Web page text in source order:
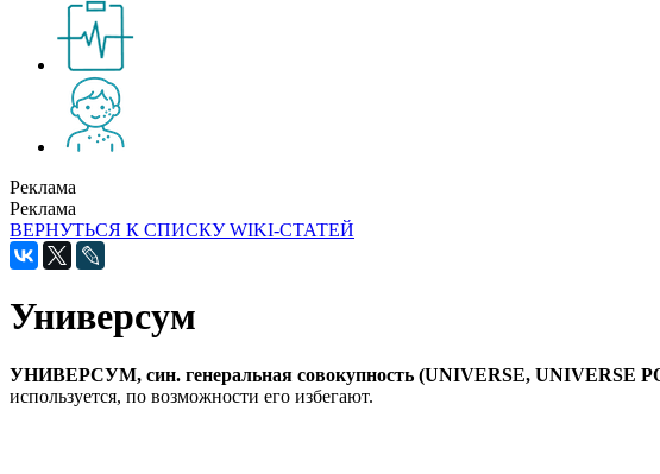
Реклама
Реклама
ВЕРНУТЬСЯ К СПИСКУ WIKI-СТАТЕЙ
Универсум
УНИВЕРСУМ, син. генеральная совокупность (UNIVERSE, UNIVERSE
используется, по возможности его избегают.